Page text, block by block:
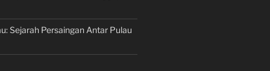
Sejarah Persaingan Antar Pulau